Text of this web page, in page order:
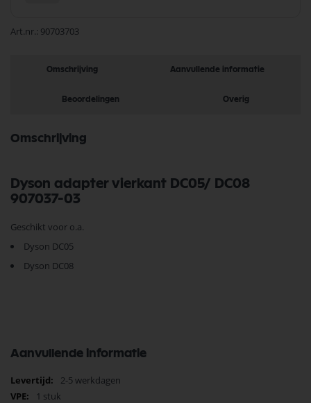
Art.nr. 90703703
Omschrijving Aanvullende informatie
Beoordelingen Overig
Omschrijving
Dyson adapter vierkant DC05/ DC08
907037-03
Geschikt voor o.a.
Dyson DC05
Dyson DC08
Aanvullende informatie
Meer
informatie
2-5 werkdagen
1 stuk